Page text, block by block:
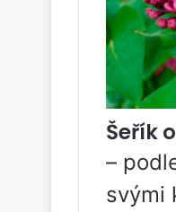
Šeřík
–
svými